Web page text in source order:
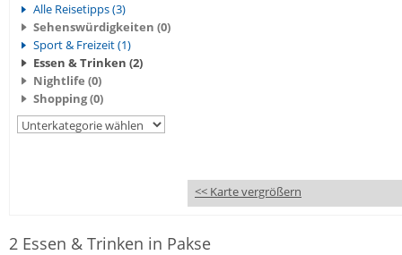
Alle Reisetipps (3)
Sehenswürdigkeiten (0)
Sport & Freizeit (1)
Essen & Trinken (2)
Nightlife (0)
Shopping (0)
<< Karte vergrößern
2 Essen & Trinken in Pakse